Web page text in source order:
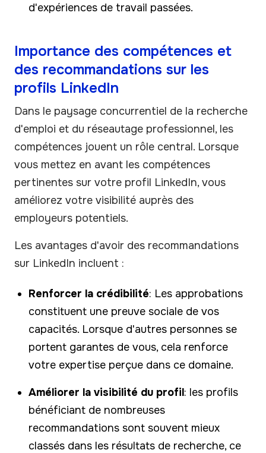
d'expériences de travail passées.
Importance des compétences et
des recommandations sur les
profils LinkedIn
Dans le paysage concurrentiel de la recherche
d'emploi et du réseautage professionnel, les
compétences jouent un rôle central. Lorsque
vous mettez en avant les compétences
pertinentes sur votre profil LinkedIn, vous
améliorez votre visibilité auprès des
employeurs potentiels.
Les avantages d'avoir des recommandations
sur LinkedIn incluent :
Renforcer la crédibilité: Les approbations
constituent une preuve sociale de vos
capacités. Lorsque d'autres personnes se
portent garantes de vous, cela renforce
votre expertise perçue dans ce domaine.
Améliorer la visibilité du profil: les profils
bénéficiant de nombreuses
recommandations sont souvent mieux
classés dans les résultats de recherche, ce